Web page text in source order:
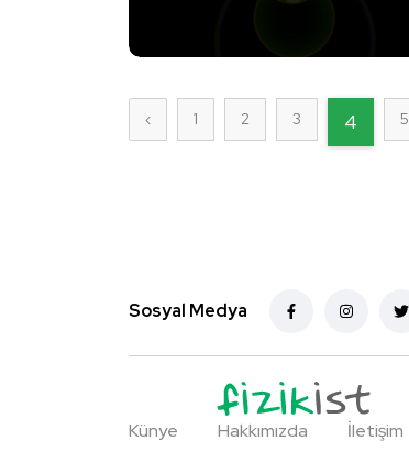
‹ 1 2 3 4 5
Sosyal Medya
Künye Hakkımızda İletişim